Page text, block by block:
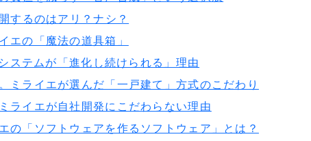
するのはアリ？ナシ？
エの「魔法の道具箱」
ステムが「進化し続けられる」理由
ミライエが選んだ「一戸建て」方式のこだわり
ライエが自社開発にこだわらない理由
の「ソフトウェアを作るソフトウェア」とは？